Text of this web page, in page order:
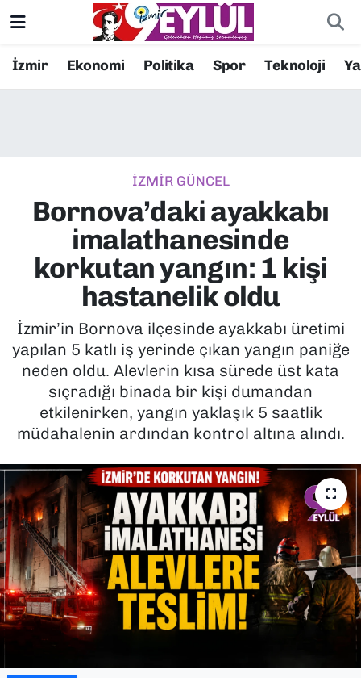
İzmir Ekonomi Politika Spor Teknoloji
İZMİR GÜNCEL
Bornova’daki ayakkabı
imalathanesinde
korkutan yangın: 1 kişi
hastanelik oldu
İzmir’in Bornova ilçesinde ayakkabı üretimi
yapılan 5 katlı iş yerinde çıkan yangın paniğe
neden oldu. Alevlerin kısa sürede üst kata
sıçradığı binada bir kişi dumandan
etkilenirken, yangın yaklaşık 5 saatlik
müdahalenin ardından kontrol altına alındı.
Resmi İlanlar
EKONOMİ
KÜLTÜR SANAT
MAGAZİN
POLİTİKA
SAĞLIK
SPOR
TEKNOLOJİ
YAŞAM
YEREL YÖNETİMLER
Konak Nöbetçi Eczaneler
Süper Lig Puan Durumu ve Fikstür
Tüm Manşetler
Son Dakika Haberleri
Haber Arşivi